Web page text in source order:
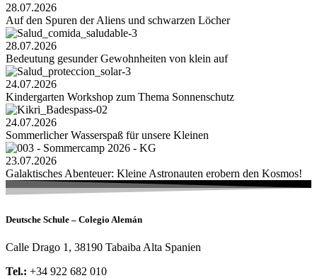
28.07.2026
Auf den Spuren der Aliens und schwarzen Löcher
28.07.2026
Bedeutung gesunder Gewohnheiten von klein auf
24.07.2026
Kindergarten Workshop zum Thema Sonnenschutz
24.07.2026
Sommerlicher Wasserspaß für unsere Kleinen
23.07.2026
Galaktisches Abenteuer: Kleine Astronauten erobern den Kosmos!
Deutsche Schule – Colegio Alemán
Calle Drago 1, 38190 Tabaiba Alta Spanien
Tel.: +34 922 682 010